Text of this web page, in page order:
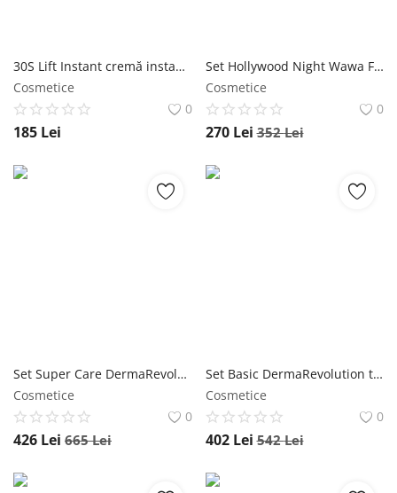
30S Lift Instant cremă instant lifting & hidratare cu SPF 30 ten mixt/ gras Wawa Fresh Cosmetics
Cosmetice
0
185 Lei
Set Hollywood Night Wawa Fresh Cosmetics
Cosmetice
0
270 Lei 352Lei
Set Super Care DermaRevolution ten mixt/gras Wawa Fresh Cosmetics
Cosmetice
0
426 Lei 665Lei
Set Basic DermaRevolution ten mix/gras Wawa Fresh Cosmetics
Cosmetice
0
402 Lei 542Lei